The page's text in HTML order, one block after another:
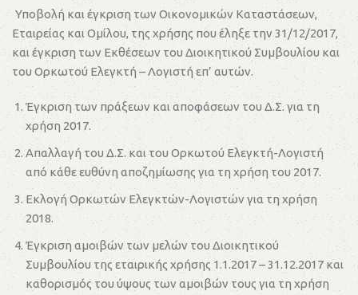
Υποβολή και έγκριση των Οικονομικών Καταστάσεων,
Εταιρείας και Ομίλου, της χρήσης που έληξε την 31/12/2017,
και έγκριση των Εκθέσεων του Διοικητικού Συμβουλίου και
του Ορκωτού Ελεγκτή – Λογιστή επ’ αυτών.
Έγκριση των πράξεων και αποφάσεων του Δ.Σ. για τη
χρήση 2017.
Απαλλαγή του Δ.Σ. και του Ορκωτού Ελεγκτή-Λογιστή
από κάθε ευθύνη αποζημίωσης για τη χρήση του 2017.
Εκλογή Ορκωτών Ελεγκτών-Λογιστών για τη χρήση
2018.
Έγκριση αμοιβών των μελών του Διοικητικού
Συμβουλίου της εταιρικής χρήσης 1.1.2017 – 31.12.2017 και
καθορισμός του ύψους των αμοιβών τους για τη χρήση